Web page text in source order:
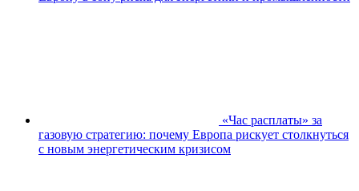
«Час расплаты» за
газовую стратегию: почему Европа рискует столкнуться
с новым энергетическим кризисом